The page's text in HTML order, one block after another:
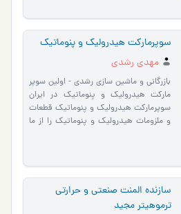
سوپرمارکت هیدرولیک و پنوماتیک
مهدی رشدی
بازرگانی و ماشین سازی رشدی - اولین سوپر
مارکت هیدرولیک و پنوماتیک در ایران
سوپرمارکت هیدرولیک و پنوماتیک قطعات
و ملزومات هیدرولیک و پنوماتیک را از ما
سازنده المنت صنعتی و حرارتی
ترموهیتر مجید